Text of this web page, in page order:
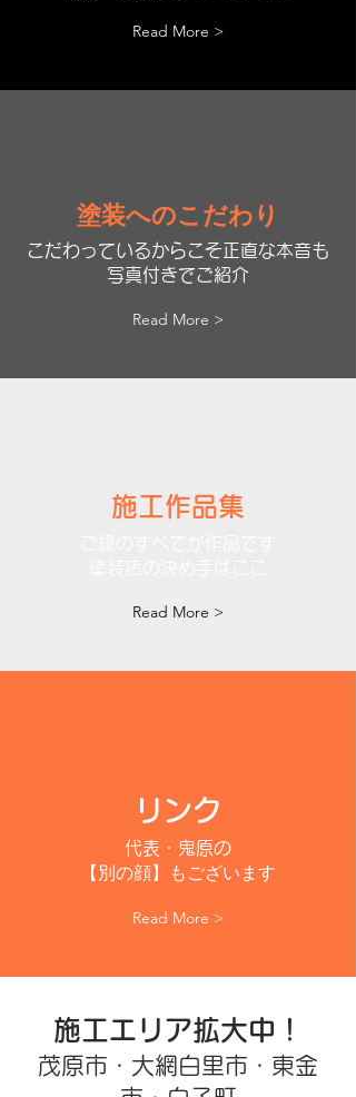
Read More >
塗装へのこだわり
こだわっているからこそ正直な本音も
写真付きでご紹介
Read More >
施工作品集
Read More >
リンク
代表・鬼原の
【別の顔】もございます
Read More >
施工エリア拡大中！
茂原市・大網白里市・東金